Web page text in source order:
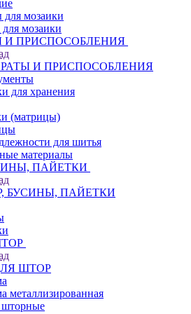
для мозаики
мозаики
И ПРИСПОСОБЛЕНИЯ
И ПРИСПОСОБЛЕНИЯ
для хранения
(матрицы)
для шитья
материалы
ПАЙЕТКИ
БУСИНЫ, ПАЙЕТКИ
ШТОР
металлизированная